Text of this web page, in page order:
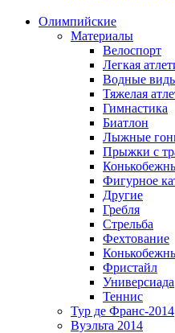
Олимпийские
Материалы
Велоспорт
Легкая
Водные
Тяжелая
Гимнастика
Биатлон
Лыжные
Прыжки с
Фигурное
Другие
Гребля
Стрельба
Фехтование
Фристайл
Универсиада
Теннис
Тур де Франс-2014
Вуэльта 2014